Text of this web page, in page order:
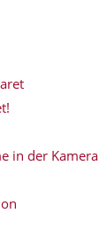
in der Kamera